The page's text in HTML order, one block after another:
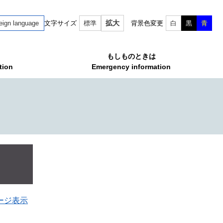
language 文字サイズ 標準 拡大 背景色変更 白 黒 青
もしものときは
Emergency information
ジ表示